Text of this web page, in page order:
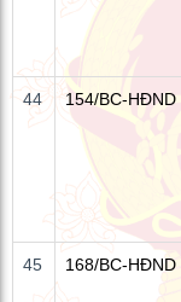
44 154/BC-HĐND
45 168/BC-HĐND